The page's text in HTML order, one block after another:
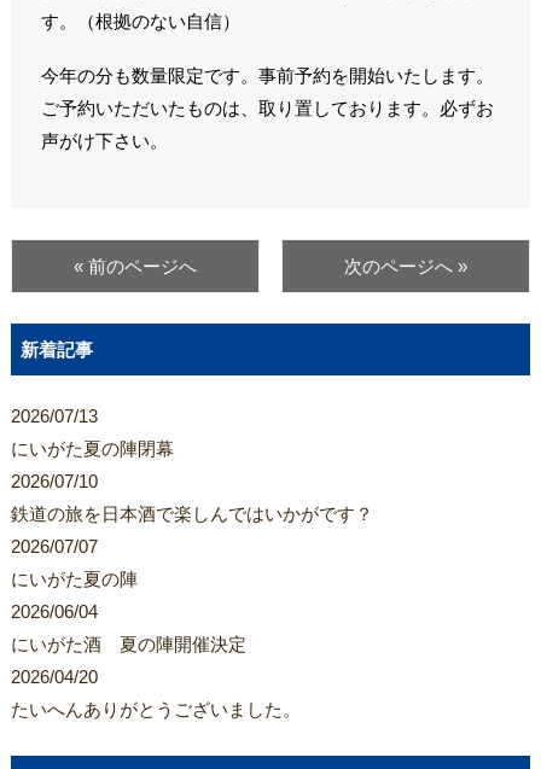
す。（根拠のない自信）
今年の分も数量限定です。事前予約を開始いたします。
ご予約いただいたものは、取り置しております。必ずお
声がけ下さい。
« 前のページへ 次のページへ »
新着記事
2026/07/13
にいがた夏の陣閉幕
2026/07/10
鉄道の旅を日本酒で楽しんではいかがです？
2026/07/07
にいがた夏の陣
2026/06/04
にいがた酒 夏の陣開催決定
2026/04/20
たいへんありがとうございました。